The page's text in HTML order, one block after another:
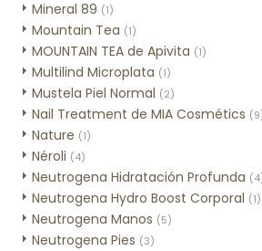
Mineral 89 (1)
Mountain Tea (1)
MOUNTAIN TEA de Apivita (1)
Multilind Microplata (1)
Mustela Piel Normal (2)
Nail Treatment de MIA Cosmétics
Nature (1)
Néroli (4)
Neutrogena Hidratación Profunda
Neutrogena Hydro Boost Corporal (1)
Neutrogena Manos (5)
Neutrogena Pies (3)